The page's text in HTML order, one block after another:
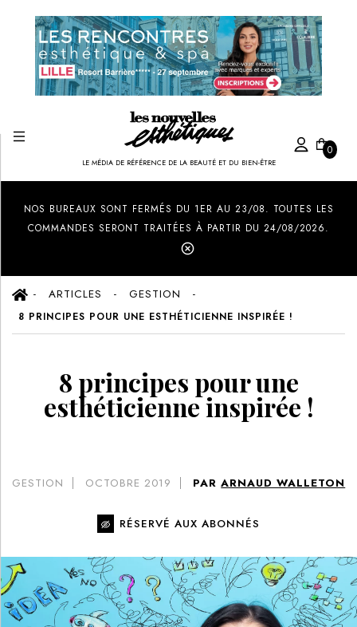
LE MÉDIA DE RÉFÉRENCE DE LA BEAUTÉ ET DU BIEN-ÊTRE
0
NOS BUREAUX SONT FERMÉS DU 1ER AU 23/08. TOUTES LES
COMMANDES SERONT TRAITÉES À PARTIR DU 24/08/2026.
ARTICLES GESTION
8 PRINCIPES POUR UNE ESTHÉTICIENNE INSPIRÉE !
8 principes pour une
esthéticienne inspirée !
GESTION OCTOBRE 2019 PAR ARNAUD WALLETON
RÉSERVÉ AUX ABONNÉS